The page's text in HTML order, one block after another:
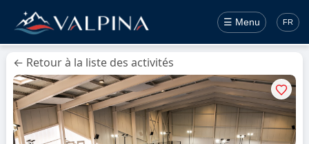
☰ Menu FR
← Retour à la liste des activités